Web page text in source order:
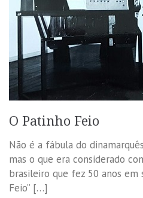
O Patinho Feio
Não é a fábula do
mas o que era considerado
brasileiro que fez 50 anos em
Feio” […]